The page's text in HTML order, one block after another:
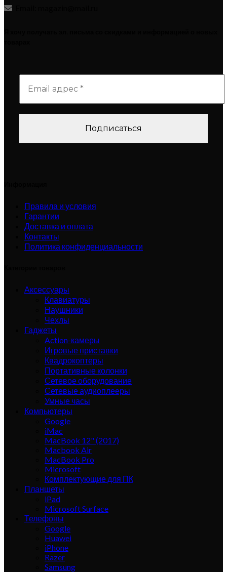
Правила и условия
Гарантии
Доставка и оплата
Контакты
Политика конфиденциальности
Аксессуары
Клавиатуры
Наушники
Чехлы
Гаджеты
Action-камеры
Игровые приставки
Квадрокоптеры
Портативные колонки
Сетевое оборудование
Сетевые аудиоплееры
Умные часы
Компьютеры
Google
iMac
MacBook 12" (2017)
Macbook Air
MacBook Pro
Microsoft
Комплектующие для ПК
Планшеты
iPad
Microsoft Surface
Телефоны
Google
Huawei
iPhone
Razer
Samsung